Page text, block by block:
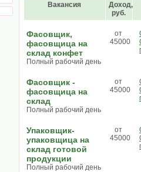
Вакансия
Доход,
руб.
Фасовщик,
фасовщица на
склад конфет
Полный рабочий день
от
45000
Фасовщик -
фасовщица на
склад
Полный рабочий день
от
45000
Упаковщик-
упаковщица на
склад готовой
продукции
Полный рабочий день
от
45000